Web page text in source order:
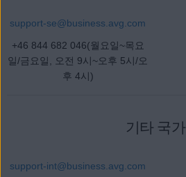
support-se@business .avg.com
+46 844 682 046(월요일~목요
일/금요일, 오전 9시~오후 5시/오
후 4시)
기타 국가
support-int@business .avg.com